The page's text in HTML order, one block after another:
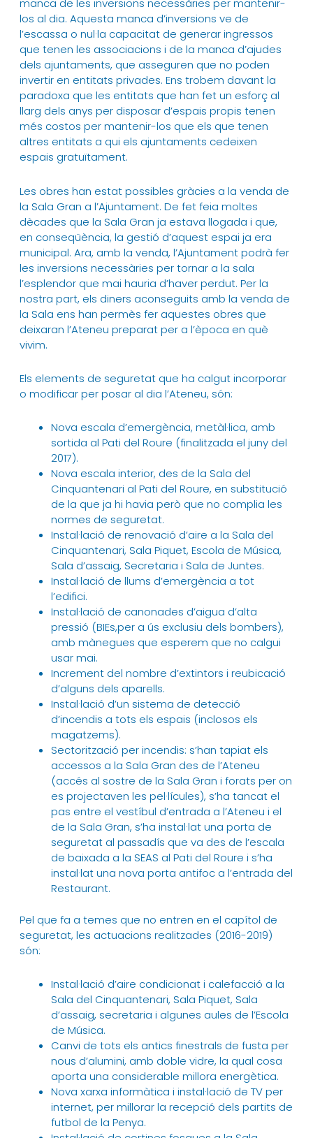
manca de les inversions necessàries per mantenir-
los al dia. Aquesta manca d’inversions ve de
l’escassa o nul·la capacitat de generar ingressos
que tenen les associacions i de la manca d’ajudes
dels ajuntaments, que asseguren que no poden
invertir en entitats privades. Ens trobem davant la
paradoxa que les entitats que han fet un esforç al
llarg dels anys per disposar d’espais propis tenen
més costos per mantenir-los que els que tenen
altres entitats a qui els ajuntaments cedeixen
espais gratuïtament.
Les obres han estat possibles gràcies a la venda de
la Sala Gran a l’Ajuntament. De fet feia moltes
dècades que la Sala Gran ja estava llogada i que,
en conseqüència, la gestió d’aquest espai ja era
municipal. Ara, amb la venda, l’Ajuntament podrà fer
les inversions necessàries per tornar a la sala
l’esplendor que mai hauria d’haver perdut. Per la
nostra part, els diners aconseguits amb la venda de
la Sala ens han permès fer aquestes obres que
deixaran l’Ateneu preparat per a l’època en què
vivim.
Els elements de seguretat que ha calgut incorporar
o modificar per posar al dia l’Ateneu, són:
Nova escala d’emergència, metàl·lica, amb
sortida al Pati del Roure (finalitzada el juny del
2017).
Nova escala interior, des de la Sala del
Cinquantenari al Pati del Roure, en substitució
de la que ja hi havia però que no complia les
normes de seguretat.
Instal·lació de renovació d’aire a la Sala del
Cinquantenari, Sala Piquet, Escola de Música,
Sala d’assaig, Secretaria i Sala de Juntes.
Instal·lació de llums d’emergència a tot
l’edifici.
Instal·lació de canonades d’aigua d’alta
pressió (BIEs,per a ús exclusiu dels bombers),
amb mànegues que esperem que no calgui
usar mai.
Increment del nombre d’extintors i reubicació
d’alguns dels aparells.
Instal·lació d’un sistema de detecció
d’incendis a tots els espais (inclosos els
magatzems).
Sectorització per incendis: s’han tapiat els
accessos a la Sala Gran des de l’Ateneu
(accés al sostre de la Sala Gran i forats per on
es projectaven les pel·lícules), s’ha tancat el
pas entre el vestíbul d’entrada a l’Ateneu i el
de la Sala Gran, s’ha instal·lat una porta de
seguretat al passadís que va des de l’escala
de baixada a la SEAS al Pati del Roure i s’ha
instal·lat una nova porta antifoc a l’entrada del
Restaurant.
Pel que fa a temes que no entren en el capítol de
seguretat, les actuacions realitzades (2016-2019)
són:
Instal·lació d’aire condicionat i calefacció a la
Sala del Cinquantenari, Sala Piquet, Sala
d’assaig, secretaria i algunes aules de l’Escola
de Música.
Canvi de tots els antics finestrals de fusta per
nous d’alumini, amb doble vidre, la qual cosa
aporta una considerable millora energètica.
Nova xarxa informàtica i instal·lació de TV per
internet, per millorar la recepció dels partits de
futbol de la Penya.